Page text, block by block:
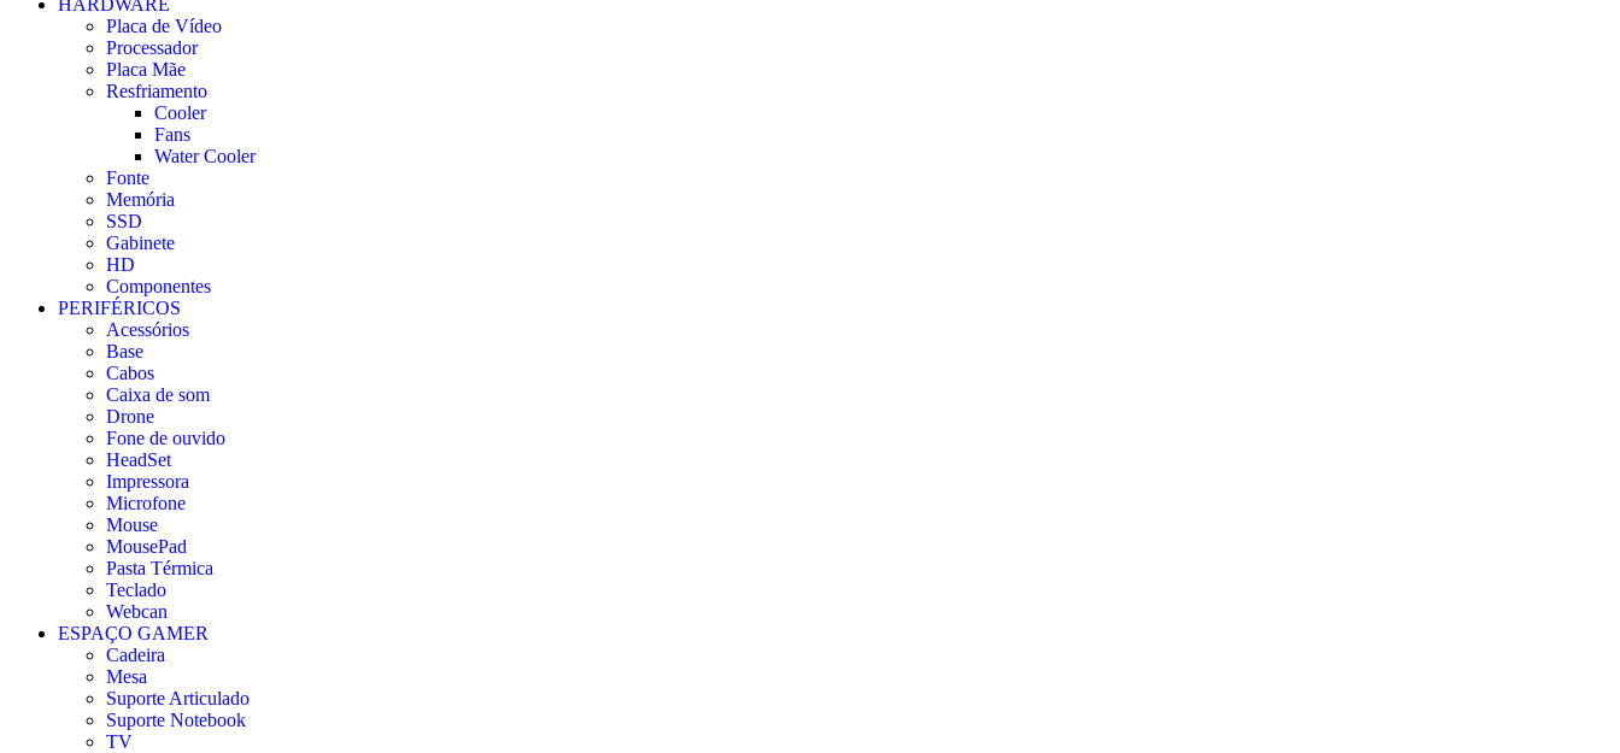
HARDWARE
Placa de Vídeo
Processador
Placa Mãe
Resfriamento
Cooler
Fans
Water Cooler
Fonte
Memória
SSD
Gabinete
HD
Componentes
PERIFÉRICOS
Acessórios
Base
Cabos
Caixa de som
Drone
Fone de ouvido
HeadSet
Impressora
Microfone
Mouse
MousePad
Pasta Térmica
Teclado
Webcan
ESPAÇO GAMER
Cadeira
Mesa
Suporte Articulado
Suporte Notebook
TV